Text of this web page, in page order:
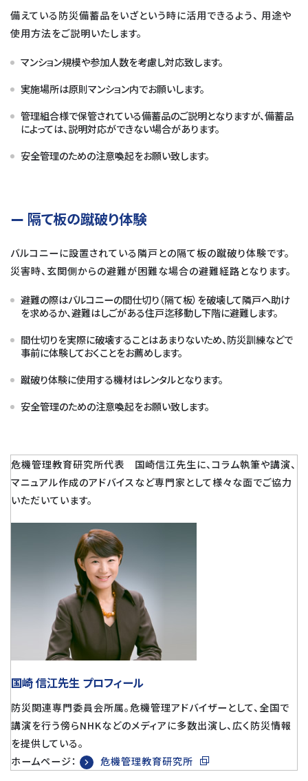
備えている防災備蓄品をいざという時に活用できるよう、 用途や
使用方法をご説明いたします。
マンション規模や参加人数を考慮し対応致します。
実施場所は原則マンション内でお願いします。
管理組合様で保管されている備蓄品のご説明となりますが、備蓄品
によっては、説明対応ができない場合があります。
安全管理のための注意喚起をお願い致します。
隔て板の蹴破り体験
バルコニーに設置されている隣戸との隔て板の蹴破り体験です。
災害時、玄関側からの避難が困難な場合の避難経路となります。
避難の際はバルコニーの間仕切り（隔て板）を破壊して隣戸へ助け
を求めるか、避難はしごがある住戸迄移動し下階に避難します。
間仕切りを実際に破壊することはあまりないため、防災訓練などで
事前に体験しておくことをお薦めします。
蹴破り体験に使用する機材はレンタルとなります。
安全管理のための注意喚起をお願い致します。
危機管理教育研究所代表 国崎信江先生に、コラム執筆や講演、
マニュアル作成のアドバイスなど専門家として様々な面でご協力
いただいています。
国崎 信江先生 プロフィール
防災関連専門委員会所属。危機管理アドバイザーとして、全国で
講演を行う傍らNHKなどのメディアに多数出演し、広く防災情報
を提供している。
ホームページ：
危機管理教育研究所